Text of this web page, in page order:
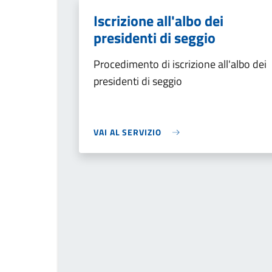
Iscrizione all'albo dei
presidenti di seggio
Procedimento di iscrizione all'albo dei
presidenti di seggio
VAI AL SERVIZIO